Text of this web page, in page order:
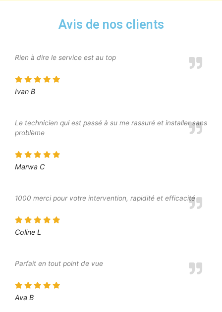
Avis de nos clients
Rien à dire le service est au top
Ivan B
Le technicien qui est passé à su me rassuré et installer sans
problème
Marwa C
1000 merci pour votre intervention, rapidité et efficacité
Coline L
Parfait en tout point de vue
Ava B